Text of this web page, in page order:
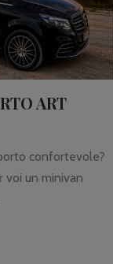
ART
confortevole?
voi un minivan